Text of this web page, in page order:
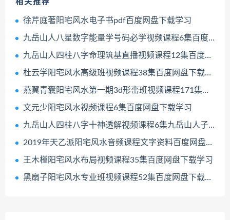
相关推荐
徐芹庭著阳宅风水电子书pdf百度网盘下载学习
九岳山人八星数字能量学号码必学视频课程6集百度网盘下载学习
九岳山人四柱八字命理筑基直播视频课程12集百度网盘下载学习
杜云学阳宅风水高级班视频课程38集百度网盘下载学习
燕翼青囊阳宅风水第一期3d形峦班视频课程171集百度网盘下载学习
文元少阳宅风水视频课程6集百度网盘下载学习
九岳山人四柱八字十神透解视频课程6集九岳山人子平命理中级班百度网盘下载学习
2019年天乙派阳宅风水音频课程文字资料百度网盘下载学习
王木槿阳宅风水布局视频课程35集百度网盘下载学习
黑扇子阳宅风水专业班视频课程52集百度网盘下载学习